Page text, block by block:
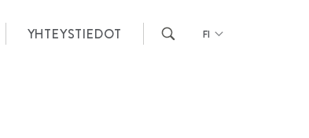
YHTEYSTIEDOT FI